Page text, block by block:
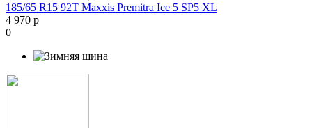
185/65 R15 92T Maxxis Premitra Ice 5 SP5 XL
4 970 р
0